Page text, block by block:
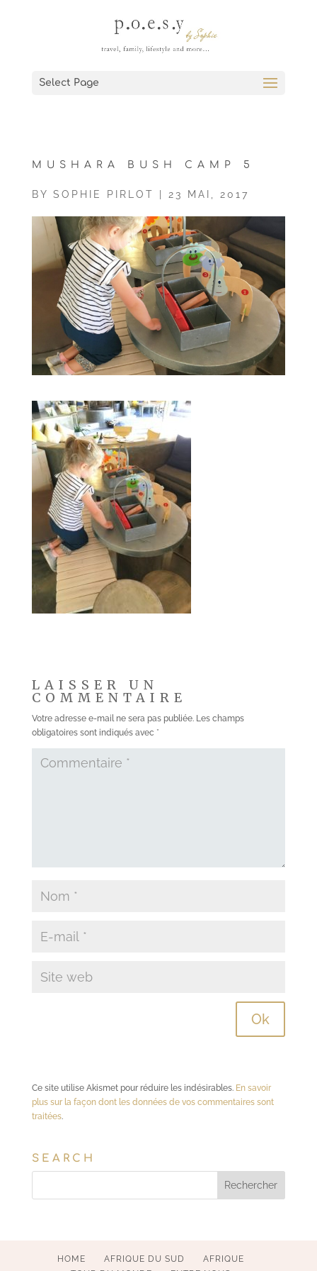
Select Page
MUSHARA BUSH CAMP 5
BY SOPHIE PIRLOT 23 MAI, 2017
LAISSER UN
COMMENTAIRE
Votre adresse e-mail ne sera pas publiée. Les champs
obligatoires sont indiqués avec *
Ce site utilise Akismet pour réduire les indésirables. En savoir
plus sur la façon dont les données de vos commentaires sont
traitées.
SEARCH
HOME AFRIQUE DU SUD
AFRIQUE